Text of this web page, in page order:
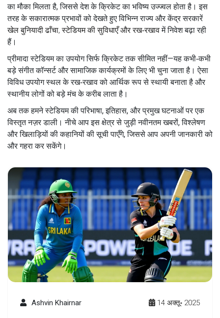
का मौका मिलता है, जिससे देश के क्रिकेट का भविष्य उज्ज्वल होता है। इस
तरह के सकारात्मक प्रभावों को देखते हुए विभिन्न राज्य और केंद्र सरकारें
खेल बुनियादी ढाँचा,स्टेडियम की सुविधाएँ और रख‑रखावमें निवेश बढ़ा रही
हैं।
प्रीमादा स्टेडियम का उपयोग सिर्फ क्रिकेट तक सीमित नहीं—यह कभी‑कभी
बड़े संगीत कॉन्सर्ट और सामाजिक कार्यक्रमों के लिए भी चुना जाता है। ऐसा
विविध उपयोग स्थल के रख‑रखाव को आर्थिक रूप से स्थायी बनाता है और
स्थानीय लोगों को बड़े मंच के करीब लाता है।
अब तक हमने स्टेडियम की परिभाषा, इतिहास, और प्रमुख घटनाओं पर एक
विस्तृत नज़र डाली। नीचे आप इस क्षेत्र से जुड़ी नवीनतम खबरों, विश्लेषण
और खिलाड़ियों की कहानियों की सूची पाएँगे, जिससे आप अपनी जानकारी को
और गहरा कर सकेंगे।
Ashvin Khairnar 14 अक्तू॰ 2025